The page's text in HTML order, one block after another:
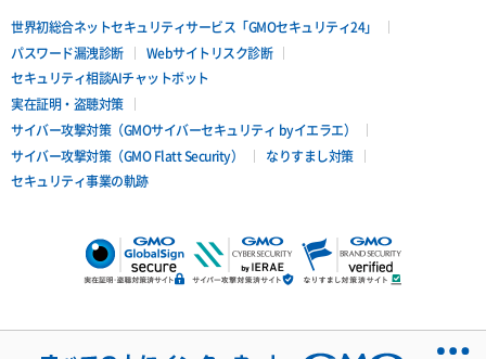
世界初総合ネットセキュリティサービス「GMOセキュリティ24」
パスワード漏洩診断
Webサイトリスク診断
セキュリティ相談AIチャットボット
実在証明・盗聴対策
サイバー攻撃対策（GMOサイバーセキュリティ byイエラエ）
サイバー攻撃対策（GMO Flatt Security）
なりすまし対策
セキュリティ事業の軌跡